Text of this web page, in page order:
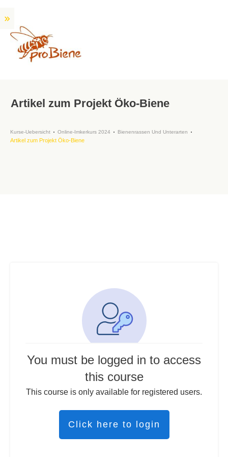
Artikel zum Projekt Öko-Biene
Kurse-Uebersicht Online-Imkerkurs 2024 Bienenrassen Und Unterarten
Artikel zum Projekt Öko-Biene
You must be logged in to access
this course
This course is only available for registered users.
Click here to login